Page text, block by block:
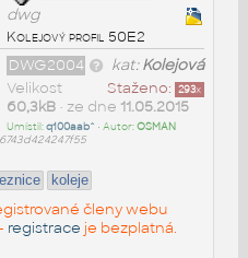
dwg
Kolejový profil 50E2
kat:Kolejová
DWG2004
Staženo: 293x
Velikost
60,3kB• ze dne 11.05.2015
Umístil:q100aab^ • Autor:OSMAN
koleje
členy webu
registrace je bezplatná.